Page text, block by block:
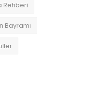
Rehberi
Bayramı